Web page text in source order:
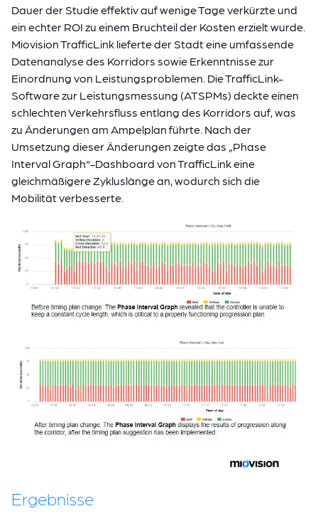
Dauer der Studie effektiv auf wenige Tage verkürzte und
ein echter ROI zu einem Bruchteil der Kosten erzielt wurde.
Miovision TrafficLink lieferte der Stadt eine umfassende
Datenanalyse des Korridors sowie Erkenntnisse zur
Einordnung von Leistungsproblemen. Die TrafficLink-
Software zur Leistungsmessung (ATSPMs) deckte einen
schlechten Verkehrsfluss entlang des Korridors auf, was
zu Änderungen am Ampelplan führte. Nach der
Umsetzung dieser Änderungen zeigte das „Phase
Interval Graph“-Dashboard von TrafficLink eine
gleichmäßigere Zykluslänge an, wodurch sich die
Mobilität verbesserte.
Ergebnisse